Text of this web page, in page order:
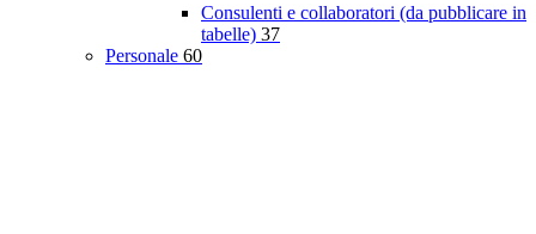
Consulenti e collaboratori (da pubblicare in
tabelle) 37
Personale 60